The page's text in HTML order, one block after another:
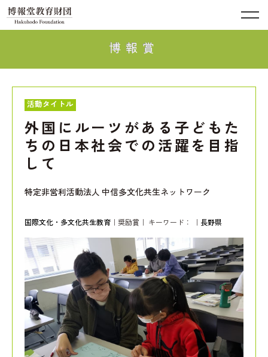
博報賞
活動タイトル
外国にルーツがある子どもた
ちの日本社会での活躍を目指
して
特定非営利活動法人 中信多文化共生ネットワーク
国際文化・多文化共生教育 ｜奨励賞｜ キーワード： 長野県